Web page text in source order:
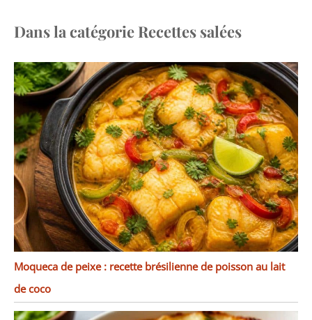
Dans la catégorie Recettes salées
Moqueca de peixe : recette brésilienne de poisson au lait
de coco